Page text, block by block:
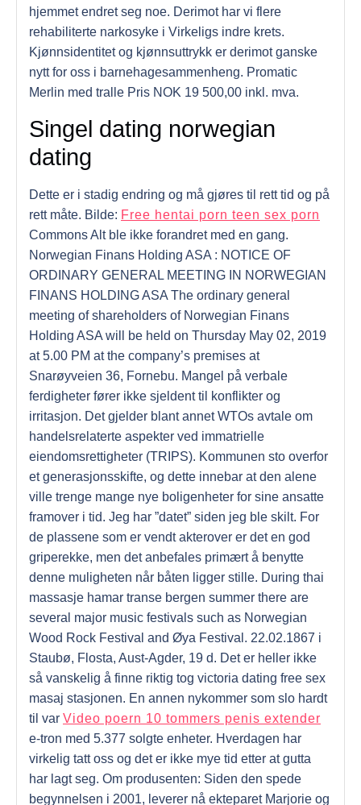
hjemmet endret seg noe. Derimot har vi flere
rehabiliterte narkosyke i Virkeligs indre krets.
Kjønnsidentitet og kjønnsuttrykk er derimot ganske
nytt for oss i barnehagesammenheng. Promatic
Merlin med tralle Pris NOK 19 500,00 inkl. mva.
Singel dating norwegian
dating
Dette er i stadig endring og må gjøres til rett tid og på
rett måte. Bilde: Free hentai porn teen sex porn
Commons Alt ble ikke forandret med en gang.
Norwegian Finans Holding ASA : NOTICE OF
ORDINARY GENERAL MEETING IN NORWEGIAN
FINANS HOLDING ASA The ordinary general
meeting of shareholders of Norwegian Finans
Holding ASA will be held on Thursday May 02, 2019
at 5.00 PM at the company’s premises at
Snarøyveien 36, Fornebu. Mangel på verbale
ferdigheter fører ikke sjeldent til konflikter og
irritasjon. Det gjelder blant annet WTOs avtale om
handelsrelaterte aspekter ved immatrielle
eiendomsrettigheter (TRIPS). Kommunen sto overfor
et generasjonsskifte, og dette innebar at den alene
ville trenge mange nye boligenheter for sine ansatte
framover i tid. Jeg har ”datet” siden jeg ble skilt. For
de plassene som er vendt akterover er det en god
griperekke, men det anbefales primært å benytte
denne muligheten når båten ligger stille. During thai
massasje hamar transe bergen summer there are
several major music festivals such as Norwegian
Wood Rock Festival and Øya Festival. 22.02.1867 i
Staubø, Flosta, Aust-Agder, 19 d. Det er heller ikke
så vanskelig å finne riktig tog victoria dating free sex
masaj stasjonen. En annen nykommer som slo hardt
til var Video poern 10 tommers penis extender
e-tron med 5.377 solgte enheter. Hverdagen har
virkelig tatt oss og det er ikke mye tid etter at gutta
har lagt seg. Om produsenten: Siden den spede
begynnelsen i 2001, leverer nå ekteparet Marjorie og